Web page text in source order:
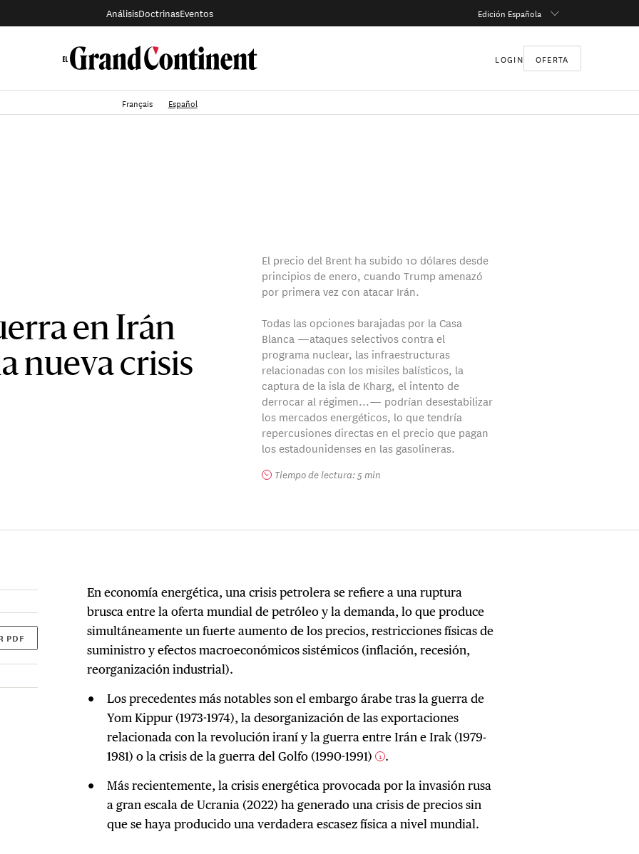
AnálisisDoctrinasEventos Edición Española
LOGIN OFERTA
Français Español
en Irán
nueva crisis
El precio del Brent ha subido 10 dólares desde
principios de enero, cuando Trump amenazó
por primera vez con atacar Irán.
Todas las opciones barajadas por la Casa
Blanca —ataques selectivos contra el
programa nuclear, las infraestructuras
relacionadas con los misiles balísticos, la
captura de la isla de Kharg, el intento de
derrocar al régimen...— podrían desestabilizar
los mercados energéticos, lo que tendría
repercusiones directas en el precio que pagan
los estadounidenses en las gasolineras.
Tiempo de lectura: 5 min
PDF
En economía energética, una crisis petrolera se refiere a una ruptura
brusca entre la oferta mundial de petróleo y la demanda, lo que produce
simultáneamente un fuerte aumento de los precios, restricciones físicas de
suministro y efectos macroeconómicos sistémicos (inflación, recesión,
reorganización industrial).
Los precedentes más notables son el embargo árabe tras la guerra de
Yom Kippur (1973-1974), la desorganización de las exportaciones
relacionada con la revolución iraní y la guerra entre Irán e Irak (1979-
1981) o la crisis de la guerra del Golfo (1990-1991)
1 .
Más recientemente, la crisis energética provocada por la invasión rusa
a gran escala de Ucrania (2022) ha generado una crisis de precios sin
que se haya producido una verdadera escasez física a nivel mundial.